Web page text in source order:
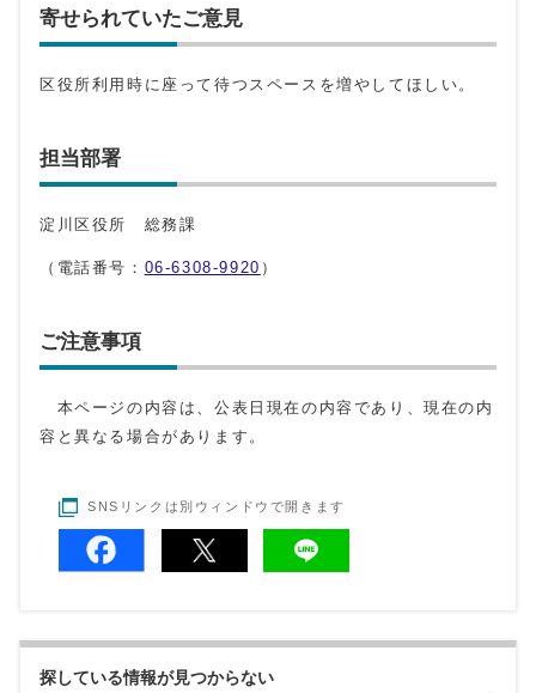
寄せられていたご意見
区役所利用時に座って待つスペースを増やしてほしい。
担当部署
淀川区役所 総務課
（電話番号： 06-6308-9920 ）
ご注意事項
本ページの内容は、公表日現在の内容であり、現在の内
容と異なる場合があります。
SNSリンクは別ウィンドウで開きます
探している情報が見つからない